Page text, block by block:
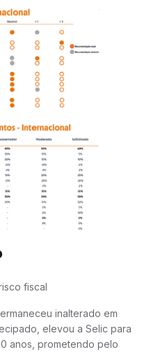
fiscal
inalterado em
elevou a Selic para
anos, prometendo pelo